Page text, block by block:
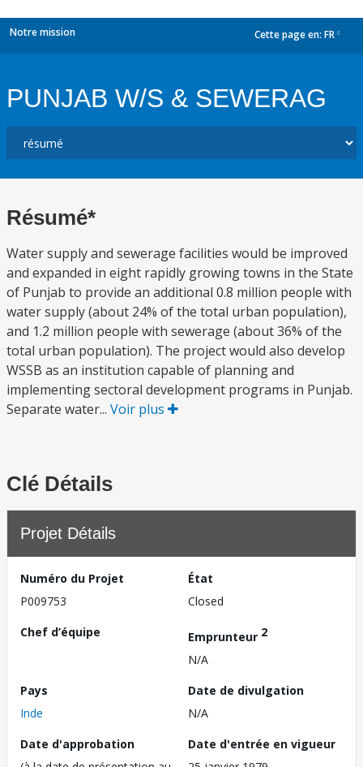
Notre mission Cette page en: FR
PUNJAB W/S & SEWERAG
Résumé*
Water supply and sewerage facilities would be improved
and expanded in eight rapidly growing towns in the State
of Punjab to provide an additional 0.8 million people with
water supply (about 24% of the total urban population),
and 1.2 million people with sewerage (about 36% of the
total urban population). The project would also develop
WSSB as an institution capable of planning and
implementing sectoral development programs in Punjab.
Separate water... Voir plus
Clé Détails
Projet Détails
Numéro du Projet
P009753
État
Closed
Chef d’équipe
Emprunteur 2
N/A
Pays
Inde
Date de divulgation
N/A
Date d'approbation
Date d'entrée en vigueur